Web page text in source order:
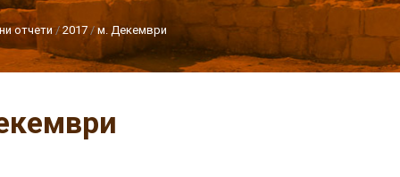
отчети 2017 м. Декември